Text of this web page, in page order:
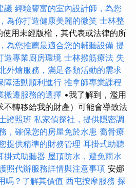
議 經驗豐富的室內設計師，為您
為你打造健康美麗的微笑 士林整
使用未經版權，其代表或法律的所
為您推薦最適合您的輔聽設備 提
造專業廚房環境 士林撥筋療法 失
外燴服務，滿足各類活動的需求
障活動順利進行 推拿師專業課程
搬遷服務的選擇 •我了解到，濫用
不轉移給我的財產）可能會導致法
證照班 私家偵探社，提供隱密調
，確保您的房屋免於水患 喬骨療
提供精準的財務管理 耳掛式助聽
掛式助聽器 屋頂防水，避免雨水
照代辦服務詳情與注意事項 安娜
嗎？了解其價值 西屯按摩服務 探